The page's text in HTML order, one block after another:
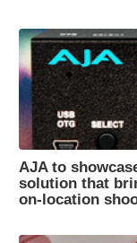
AJA to
solution that
on-location